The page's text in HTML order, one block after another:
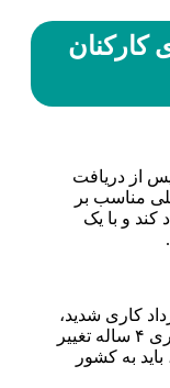
کارکنان
از دریافت
مناسب بر
و با یک
کاری شدید،
می‌توانید ویزای موقت خود را به ویزای کاری ۴ ساله تغییر
به کشور